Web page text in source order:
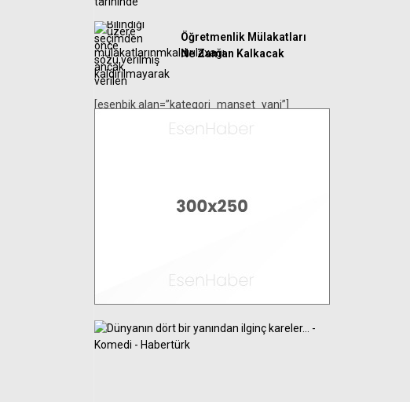
Öğretmenlik Mülakatları
Ne Zaman Kalkacak
[esenbik alan=”kategori_manset_yani”]